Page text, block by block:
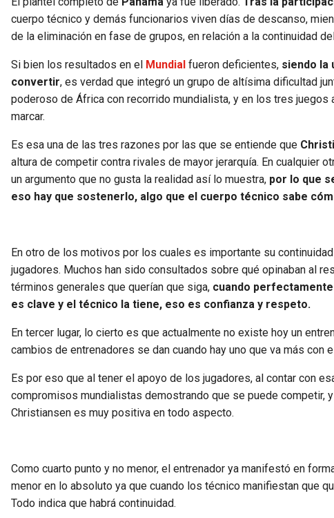
cuerpo técnico y demás funcionarios viven días de descanso,
de la eliminación en fase de grupos, en relación a la continuidad
Si bien los resultados en el Mundial fueron deficientes, siendo la
convertir, es verdad que integró un grupo de altísima dificultad
poderoso de África con recorrido mundialista, y en los tres
marcar.
Es esa una de las tres razones por las que se entiende que
altura de competir contra rivales de mayor jerarquía. En cualquier
un argumento que no gusta la realidad así lo muestra, por lo que
eso hay que sostenerlo, algo que el cuerpo técnico sabe
En otro de los motivos por los cuales es importante su
jugadores. Muchos han sido consultados sobre qué opinaban al
términos generales que querían que siga, cuando
es clave y el técnico la tiene, eso es confianza y respeto.
En tercer lugar, lo cierto es que actualmente no existe hoy un
cambios de entrenadores se dan cuando hay uno que va más con
Es por eso que al tener el apoyo de los jugadores, al contar con
compromisos mundialistas demostrando que se puede competir,
Christiansen es muy positiva en todo aspecto.
Como cuarto punto y no menor, el entrenador ya manifestó en
menor en lo absoluto ya que cuando los técnico manifiestan que
Todo indica que habrá continuidad.